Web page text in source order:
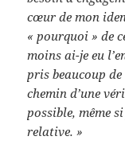
cœur de mon
« pourquoi » de
moins ai-je eu
pris beaucoup de
chemin d’une
possible, même
relative. »